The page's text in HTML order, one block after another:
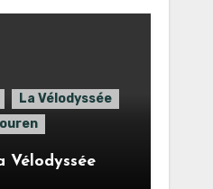
La Vélodyssée
Vélodyssée